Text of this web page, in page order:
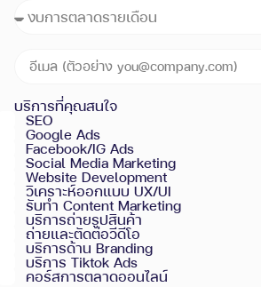
บริการที่คุณสนใจ
SEO
Google Ads
Facebook/IG Ads
Social Media Marketing
Website Development
วิเคราะห์ออกแบบ UX/UI
รับทำ Content Marketing
บริการถ่ายรูปสินค้า
ถ่ายและตัดต่อวีดีโอ
บริการด้าน Branding
บริการ Tiktok Ads
คอร์สการตลาดออนไลน์